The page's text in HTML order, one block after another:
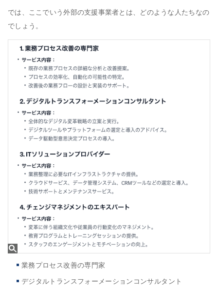
では、ここでいう外部の支援事業者とは、どのような人たちなの
でしょう。
業務プロセス改善の専門家
デジタルトランスフォーメーションコンサルタント